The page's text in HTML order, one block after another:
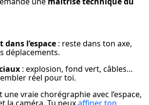
dans l’espace : reste dans ton axe,
déplacements.
: explosion, fond vert, câbles…
réel pour toi.
vraie chorégraphie avec l’espace,